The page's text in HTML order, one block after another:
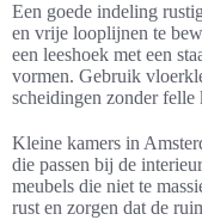
Een goede indeling
en vrije looplijnen te
een leeshoek met een
vormen. Gebruik
scheidingen zonder felle
Kleine kamers in
die passen bij de
meubels die niet te
rust en zorgen dat de